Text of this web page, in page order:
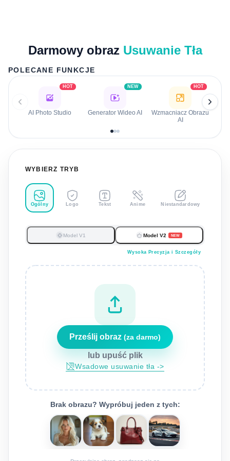
Darmowy obraz Usuwanie Tła
POLECANE FUNKCJE
HOT
AI Photo Studio
NEW
Generator Wideo AI
HOT
Wzmacniacz Obrazu
AI
WYBIERZ TRYB
Ogólny Logo Tekst Anime Niestandardowy
Model V1 Model V2 NEW
Wysoka Precyzja i Szczegóły
Prześlij obraz (za darmo)
lub upuść plik
wsadowe usuwanie tła ->
Brak obrazu? Wypróbuj jeden z tych: